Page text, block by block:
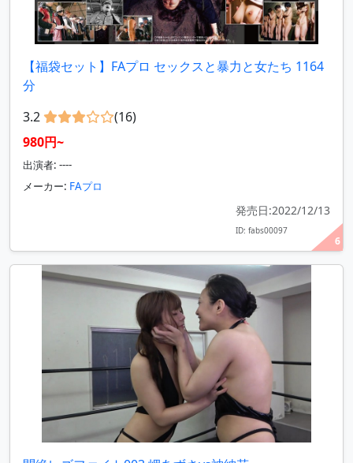
6
【福袋セット】FAプロ セックスと暴力と女たち 1164
分
3.2
(16)
980円~
出演者: ----
メーカー: FAプロ
発売日:2022/12/13
ID: fabs00097